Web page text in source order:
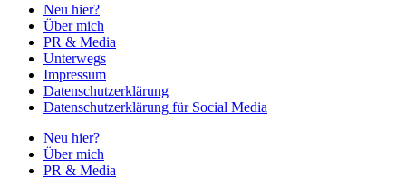
Neu hier?
Über mich
PR & Media
Unterwegs
Impressum
Datenschutzerklärung
Datenschutzerklärung für Social Media
Neu hier?
Über mich
PR & Media